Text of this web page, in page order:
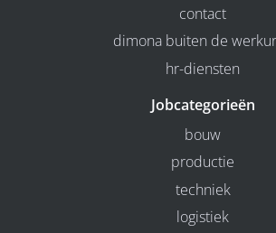
contact
dimona buiten de
hr-diensten
Jobcategorieën
bouw
productie
techniek
logistiek